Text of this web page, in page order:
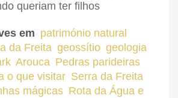
queriam ter filhos
em património natural
da Freita geossítio geologia
Arouca Pedras parideiras
o que visitar Serra da Freita
mágicas Rota da Água e